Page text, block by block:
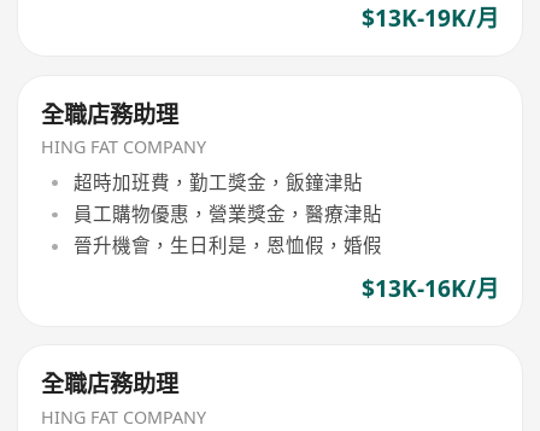
$13K-19K/月
全職店務助理
HING FAT COMPANY
超時加班費，勤工獎金，飯鐘津貼
員工購物優惠，營業獎金，醫療津貼
晉升機會，生日利是，恩恤假，婚假
$13K-16K/月
全職店務助理
HING FAT COMPANY